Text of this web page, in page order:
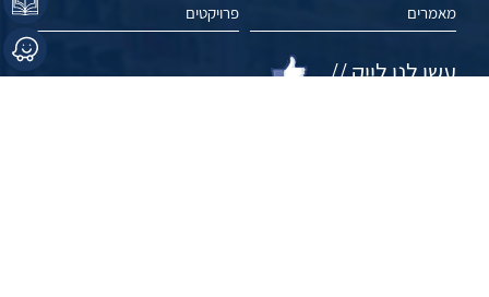
מאמרים
פרויקטים
עשו לנו לייק //